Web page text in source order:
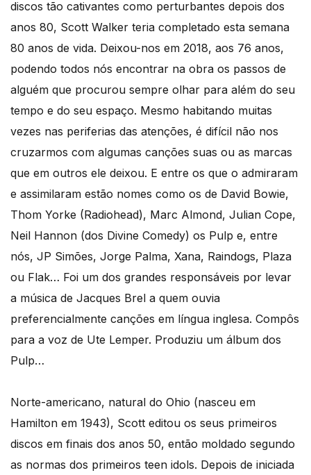
discos tão cativantes como perturbantes depois dos
anos 80, Scott Walker teria completado esta semana
80 anos de vida. Deixou-nos em 2018, aos 76 anos,
podendo todos nós encontrar na obra os passos de
alguém que procurou sempre olhar para além do seu
tempo e do seu espaço. Mesmo habitando muitas
vezes nas periferias das atenções, é difícil não nos
cruzarmos com algumas canções suas ou as marcas
que em outros ele deixou. E entre os que o admiraram
e assimilaram estão nomes como os de David Bowie,
Thom Yorke (Radiohead), Marc Almond, Julian Cope,
Neil Hannon (dos Divine Comedy) os Pulp e, entre
nós, JP Simões, Jorge Palma, Xana, Raindogs, Plaza
ou Flak… Foi um dos grandes responsáveis por levar
a música de Jacques Brel a quem ouvia
preferencialmente canções em língua inglesa. Compôs
para a voz de Ute Lemper. Produziu um álbum dos
Pulp…
Norte-americano, natural do Ohio (nasceu em
Hamilton em 1943), Scott editou os seus primeiros
discos em finais dos anos 50, então moldado segundo
as normas dos primeiros teen idols. Depois de iniciada